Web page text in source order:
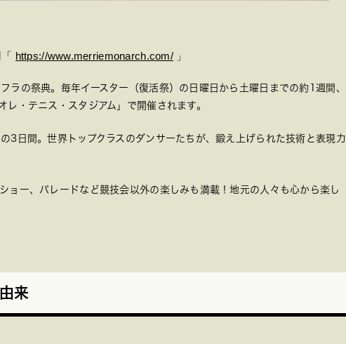
https://www.merriemonarch.com/」
ラの祭典。毎年イースター（復活祭）の日曜日から土曜日までの約1週間、
レ・テニス・スタジアム」で開催されます。
3日間。世界トップクラスのダンサーたちが、鍛え上げられた技術と表現力
ョー、パレードなど競技会以外の楽しみも満載！地元の人々も心から楽し
来